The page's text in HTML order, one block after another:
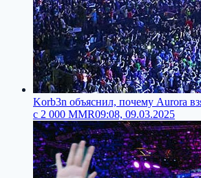
Korb3n объяснил, почему Aurora
с 2 000 MMR09:08, 09.03.2025